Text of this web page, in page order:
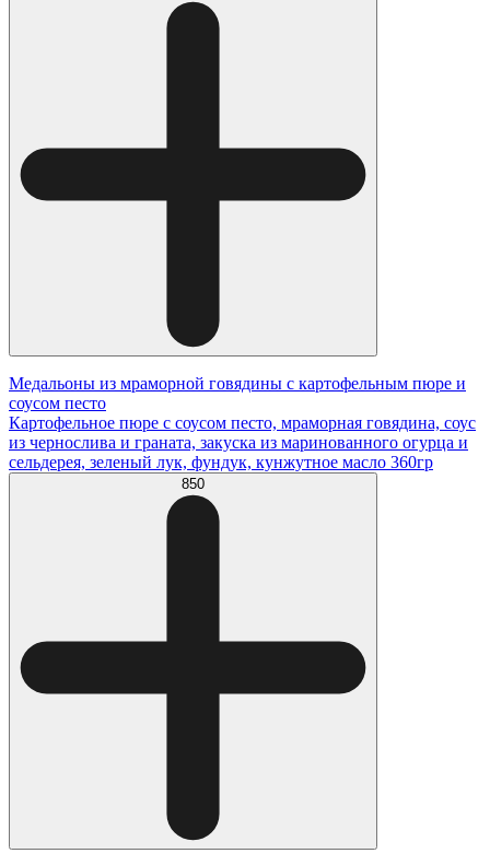
Медальоны из мраморной говядины с картофельным пюре и
соусом песто
Картофельное пюре с соусом песто, мраморная говядина, соус
из чернослива и граната, закуска из маринованного огурца и
сельдерея, зеленый лук, фундук, кунжутное масло 360гр
850